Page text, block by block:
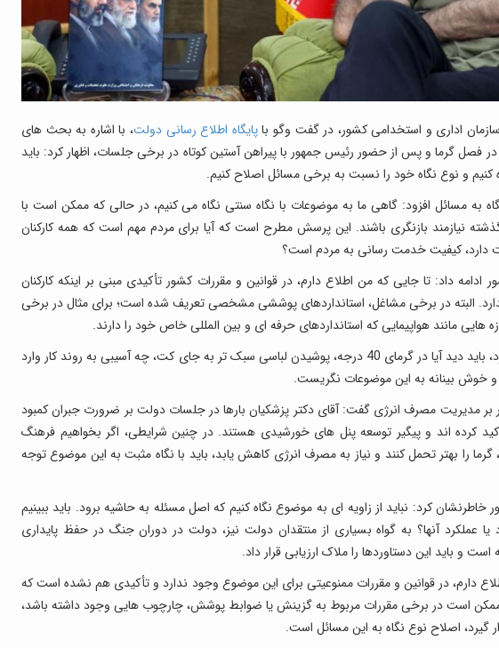
اداری و استخدامی کشور، در گفت وگو باپایگاه اطلاع رسانی دولت، با اشاره به بحث های
فصل گرما و پس از حضور رئیس جمهور با پیراهن آستین کوتاه در برخی جلسات، اظهار کرد: باید
کنیم و نوع نگاه خود را نسبت به برخی مسائل اصلاح کنیم.
نگاه به مسائل افزود: گاهی ما به موضوعات با نگاه سنتی نگاه می کنیم، در حالی که ممکن است با
نیازمند بازنگری باشند. این پرسش مطرح است که آیا برای مردم مهم است که همه کارکنان
دارد، کیفیت خدمت رسانی به مردم است؟
داد: تا جایی که من اطلاع دارم، در قوانین و مقررات کشور تأکیدی مبنی بر اینکه کارکنان
البته در برخی مشاغل، استانداردهای پوششی مشخصی تعریف شده است؛ برای مثال در برخی
مانند هواپیمایی که استانداردهای حرفه ای و بین المللی خاص خود را دارند.
رفیع زاده تصریح کرد: فارغ از این موارد، باید دید آیا در گرمای 40 درجه، پوشیدن لباسی سبک تر به جای کت، چه آسیبی به روند کار وارد
و خوش بینانه به این موضوعات نگریست.
بر مدیریت مصرف انرژی گفت: آقای دکتر پزشکیان بارها در جلسات دولت بر ضرورت جبران کمبود
تأکید کرده اند و پیگیر توسعه پنل های خورشیدی هستند. در چنین شرایطی، اگر بخواهیم فرهنگ
را بهتر تحمل کنند و نیاز به مصرف انرژی کاهش یابد، باید با نگاه مثبت به این موضوع توجه
کرد: نباید از زاویه ای به موضوع نگاه کنیم که اصل مسئله به حاشیه برود. باید ببینیم
عملکرد آنها؟ به گواه بسیاری از منتقدان دولت نیز، دولت در دوران جنگ در حفظ پایداری
و باید این دستاوردها را ملاک ارزیابی قرار داد.
دارم، در قوانین و مقررات ممنوعیتی برای این موضوع وجود ندارد و تأکیدی هم نشده است که
ممکن است در برخی مقررات مربوط به گزینش یا ضوابط پوشش، چارچوب هایی وجود داشته باشد،
گیرد، اصلاح نوع نگاه به این مسائل است.